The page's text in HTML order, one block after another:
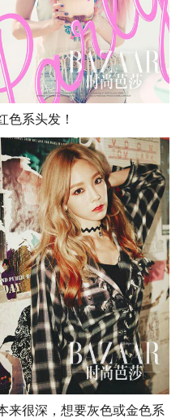
色系头发！
来很深，想要灰色或金色系